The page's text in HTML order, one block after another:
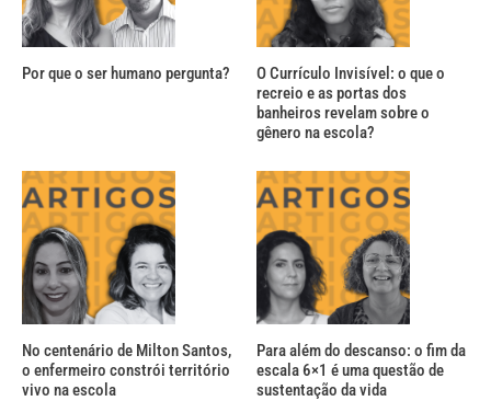
Por que o ser humano pergunta?
O Currículo Invisível: o que o
recreio e as portas dos
banheiros revelam sobre o
gênero na escola?
No centenário de Milton Santos,
o enfermeiro constrói território
vivo na escola
Para além do descanso: o fim da
escala 6×1 é uma questão de
sustentação da vida